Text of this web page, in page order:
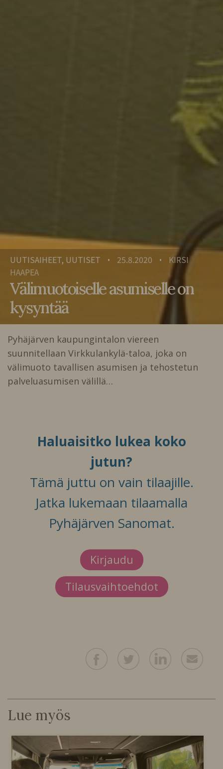
UUTISAIHEET, UUTISET • 25.8.2020 •
KIRSI
HAAPEA
Välimuotoiselle asumiselle on
kysyntää
Pyhäjärven kaupungintalon viereen
suunnitellaan Virkkulankylä-taloa, joka on
välimuoto tavallisen asumisen ja tehostetun
palveluasumisen välillä…
Haluaisitko lukea koko
jutun?
Tämä juttu on vain tilaajille.
Jatka lukemaan tilaamalla
Pyhäjärven Sanomat.
Kirjaudu
Tilausvaihtoehdot
Lue myös